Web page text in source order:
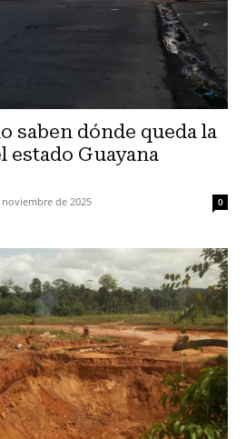
saben dónde queda la
estado Guayana
de 2025 0